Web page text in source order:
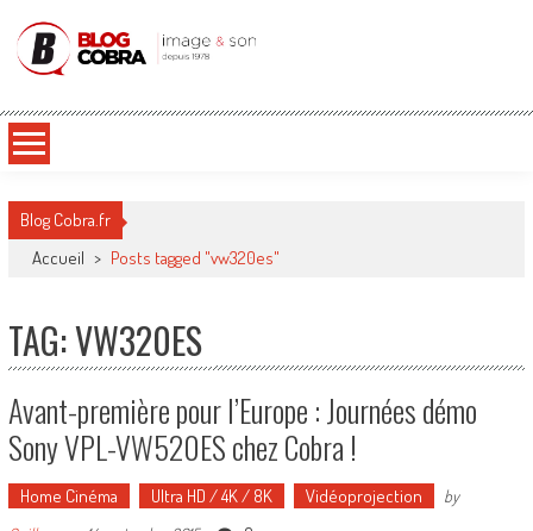
Blog Cobra
Blog Cobra.fr
Accueil > Posts tagged "vw320es"
TAG: VW320ES
Avant-première pour l’Europe : Journées démo
Sony VPL-VW520ES chez Cobra !
Home Cinéma Ultra HD / 4K / 8K Vidéoprojection
by